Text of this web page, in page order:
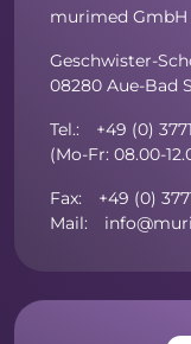
murimed GmbH
Geschwister-
08280 Aue-Bad
Tel.: +49 (0)
(Mo-Fr: 08.00-
Fax: +49 (0)
Mail: